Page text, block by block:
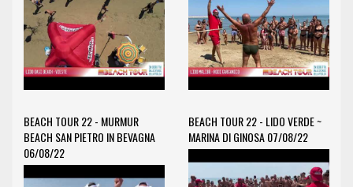
BEACH TOUR 22 - MURMUR
BEACH SAN PIETRO IN BEVAGNA
06/08/22
BEACH TOUR 22 - LIDO VERDE ~
MARINA DI GINOSA 07/08/22